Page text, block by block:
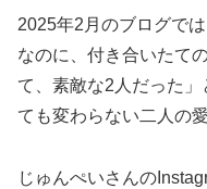
2025年2月のブログで
なのに、付き合いたて
て、素敵な2人だった
ても変わらない二人の
じゅんぺいさんの